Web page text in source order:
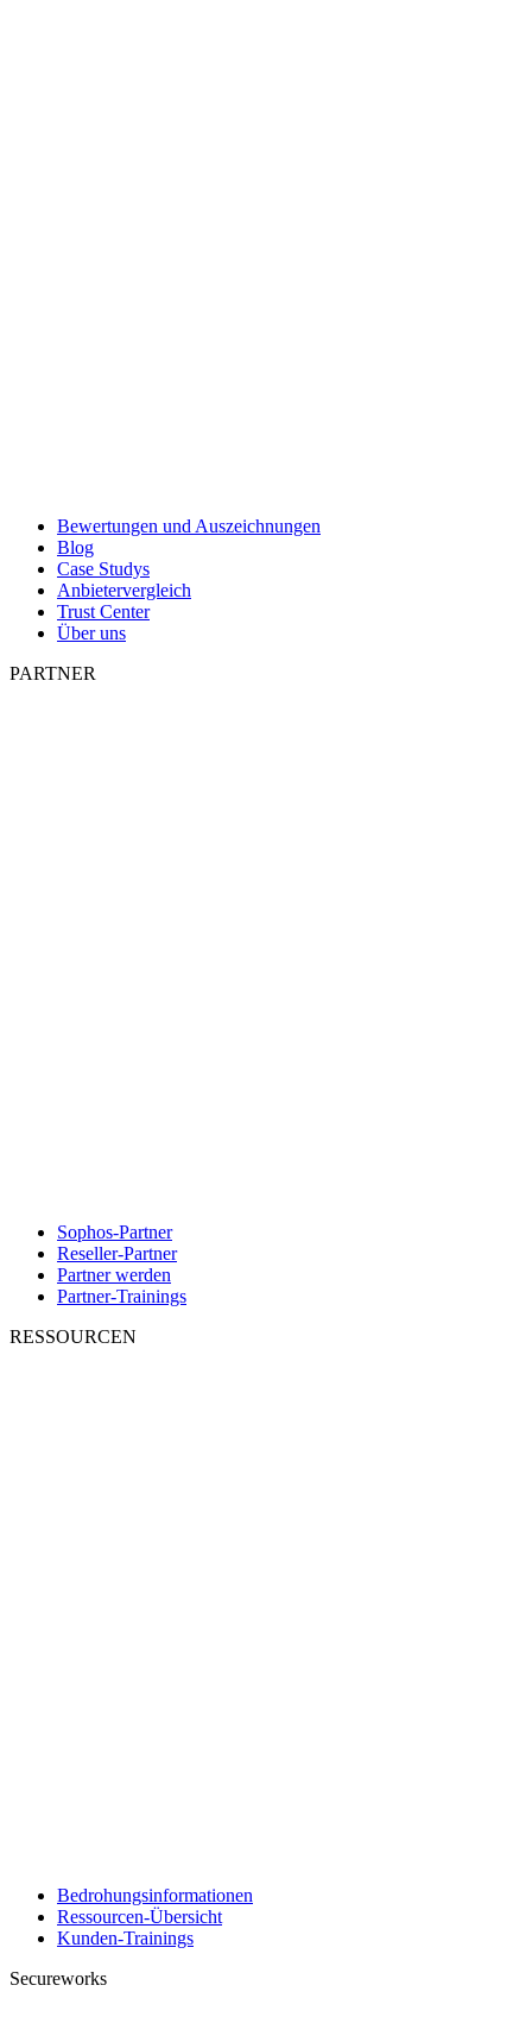
Bewertungen und Auszeichnungen
Blog
Case Studys
Anbietervergleich
Trust Center
Über uns
PARTNER
Sophos-Partner
Reseller-Partner
Partner werden
Partner-Trainings
RESSOURCEN
Bedrohungsinformationen
Ressourcen-Übersicht
Kunden-Trainings
Secureworks